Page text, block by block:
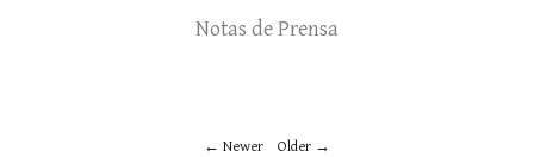
Notas de Prensa
Newer Older